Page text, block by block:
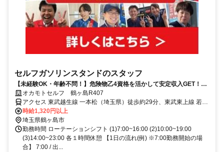
セルフガソリンスタンドのスタッフ
【未経験OK・年齢不問！】危険物乙4資格を活かして安定収入GET！シ
フト融通◎家族も使える給油社割あり！
オカモトセルフ 鶴ヶ島R407
アクセス 東武越生線 一本松（埼玉県）徒歩約29分、東武東上線 若葉
西口徒歩約32分、東武東上線 坂戸南口徒歩約36分
時給1,320円以上
埼玉県鶴ヶ島市
勤務時間 ローテーションシフト (1)7:00~16:00 (2)10:00~19:00
(3)14:00~23:00 各１時間休憩 【1日の流れ(例) ※7:00勤務開始の場
合】 7:00 / 出...